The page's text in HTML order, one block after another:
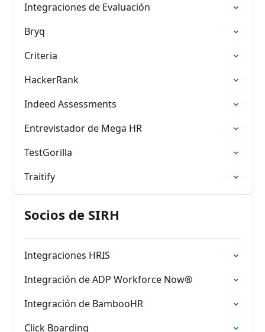
Integraciones de Evaluación
Bryq
Criteria
HackerRank
Indeed Assessments
Entrevistador de Mega HR
TestGorilla
Traitify
Socios de SIRH
Integraciones HRIS
Integración de ADP Workforce Now®
Integración de BambooHR
Click Boarding